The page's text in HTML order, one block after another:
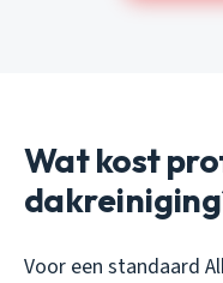
Wat kost
Voor een standaard